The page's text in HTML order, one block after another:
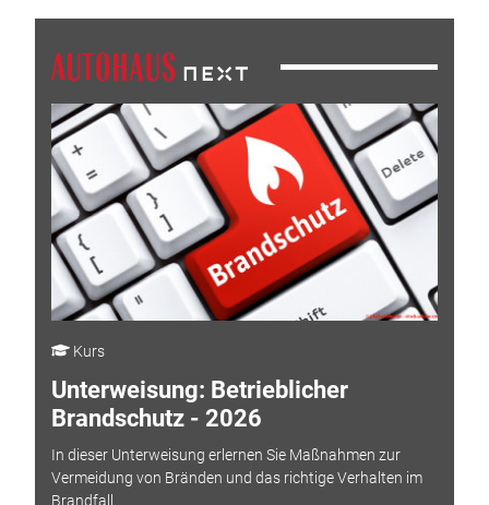
Kurs
Unterweisung: Betrieblicher
Brandschutz - 2026
In dieser Unterweisung erlernen Sie Maßnahmen zur
Vermeidung von Bränden und das richtige Verhalten im
Brandfall.